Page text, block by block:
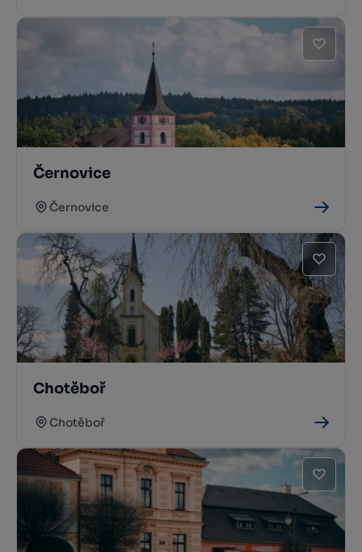
Černovice
Černovice
Chotěboř
Chotěboř